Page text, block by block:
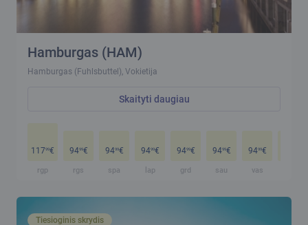
Hamburgas (HAM)
Hamburgas (Fuhlsbuttel), Vokietija
Skaityti daugiau
11799€
rgp
9499€
rgs
9499€
spa
9499€
lap
9499€
grd
9499€
sau
9499€
vas
Tiesioginis skrydis